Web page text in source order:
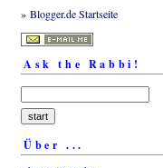
» Blogger.de Startseite
Ask the Rabbi!
Über ...